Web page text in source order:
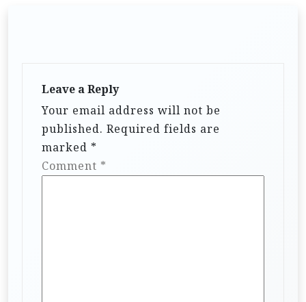
Leave a Reply
Your email address will not be
published. Required fields are
marked *
Comment *